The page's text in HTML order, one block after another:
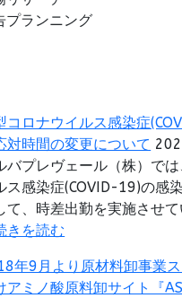
プランニング
コロナウイルス感染症
対時間の変更について
バプレヴェール（株）で
ス感染症(COVID-19)の感
て、時差出勤を実施させて
きを読む
年9月より原材料卸事業
アミノ酸原料卸サイト『